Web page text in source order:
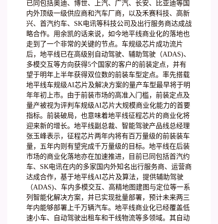
已同包括奥迪、博世、上汽、广汽、长安、比亚迪等国
内外顶级一级供应商和汽车厂商，以及禾赛科技、高新
兴、首汽约车、SK电讯等科技公司及出行服务商达成战
略合作。用余凯的话来说，如今地平线商业化的落地也
走到了一个非常的关键的节点。车规级芯片成功流片
后，地平线已在高级别自动驾驶、辅助驾驶（ADAS)、
多模交互等方向获得5个国家的客户的前装定点，并有
望于明年上半年获得双位数的前装车型定点。率先搭载
地平线车规级AI芯片及解决方案的量产车型最早将于明
年年初上市。由于前装市场的高准入门槛，前装定点及
量产被视为评判车规级AI芯片大规模商业化能力的首要
指标。前装破局，也意味着地平线征程芯片的商业化将
迎来新的增长。地平线副总裁、智能驾驶产品线总经理
张玉峰表示，征程芯片两年内将有百万量级的前装装车
量，五年内则有望完成千万量级的目标。地平线在后装
市场的商业化落地亦在加速推进，目前已同包括首汽约
车、SK电讯在内的多家国内外知名出行服务商、运营商
达成合作，基于地平线AI芯片及算法，提供辅助驾驶
（ADAS)、车内多模交互、高精地图建图与定位等一系
列智能化解决方案，并已实现批量部署，预计未来两三
年内能够部署上千万辆汽车。地平线商业化已经覆盖低
速小车、自动驾驶出租车和干线物流等多领域。其自动